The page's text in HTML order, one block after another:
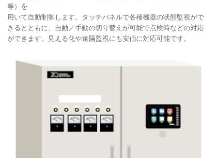
等）を
用いて自動制御します。タッチパネルで各種機器の状態監視がで
きるとともに、自動／手動の切り替えが可能で点検時などの対応
ができます。見える化や遠隔監視にも安価に対応可能です。